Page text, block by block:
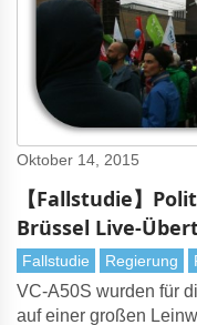
Oktober 14, 2015
【Fallstudie】
Brüssel Live-
Fallstudie Regierung
VC-A50S wurden für
auf einer großen